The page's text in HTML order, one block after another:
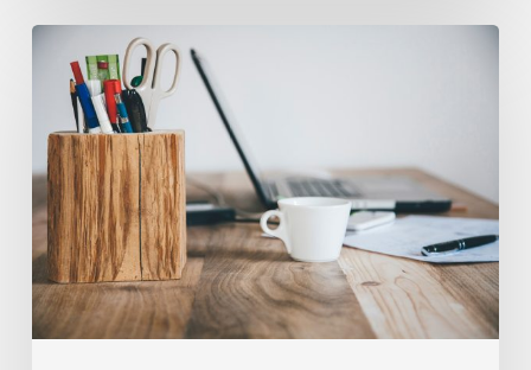
Teknoloji
Ekiplerinize
Nasıl
İlham
Verirsiniz?